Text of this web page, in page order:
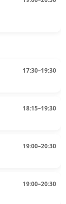
17:30–19:30
18:15–19:30
19:00–20:30
19:00–20:30